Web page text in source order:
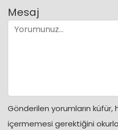
Mesaj
Gönderilen yorumların
içermemesi gerektiğini